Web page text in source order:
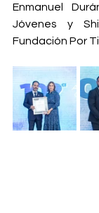
Enmanuel
Jóvenes y
Fundación Por Ti.